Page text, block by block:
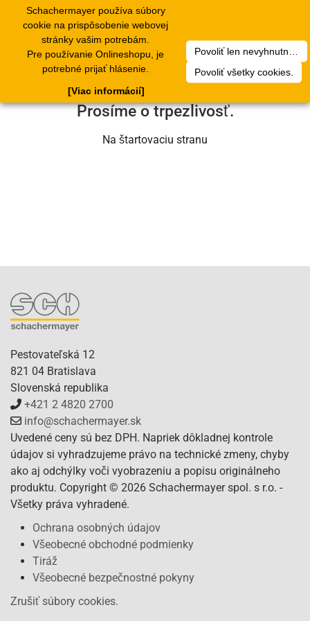
Schachermayer používa súbory
cookie na prispôsobenie webovej
stránky vašim potrebám.
Pre používanie Onlineshopu, je
potrebné prijať hlásenie.
Povoliť všetky cookies.
[Viac informácií]
Ľutujeme, ale došlo k technickej chybe.
Náš servisný tím na nej už pracuje.
Prosíme o trpezlivosť.
Na štartovaciu stranu
Pestovateľská 12
821 04 Bratislava
Slovenská republika
+421 2 4820 2700
info@schachermayer.sk
Uvedené ceny sú bez DPH. Napriek dôkladnej kontrole
údajov si vyhradzujeme právo na technické zmeny, chyby
ako aj odchýlky voči vyobrazeniu a popisu originálneho
produktu. Copyright © 2026 Schachermayer spol. s r.o. -
Všetky práva vyhradené.
Ochrana osobných údajov
Všeobecné obchodné podmienky
Tiráž
Všeobecné bezpečnostné pokyny
Zrušiť súbory cookies.